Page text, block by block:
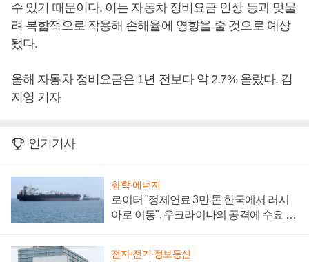
수 있기 때문이다. 이는 자동차 정비요금 인상 등과 맞물
려 복합적으로 작용해 손해율에 영향을 줄 것으로 예상
됐다.
올해 자동차 정비요금은 1년 전보다 약 2.7% 올랐다. 김
지영 기자
인기기사
화학·에너지
로이터 "정제연료 3만 톤 한국에서 러시
아로 이동", 우크라이나의 공격에 수요 늘
전자·전기·정보통신